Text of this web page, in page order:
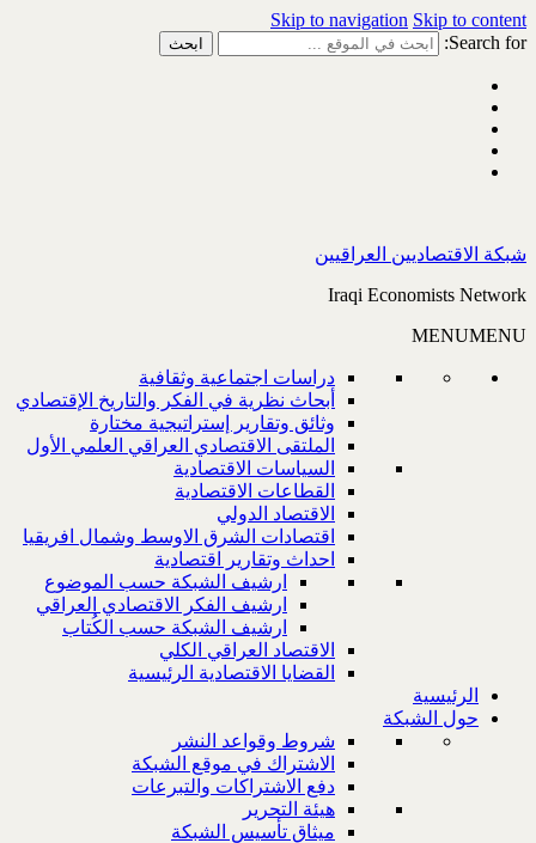
Skip to navigation Skip to content
Search for:
شبكة الاقتصاديين العراقيين
Iraqi Economists Network
MENUMENU
دراسات اجتماعية وثقافية
أبحاث نظرية في الفكر والتاريخ الإقتصادي
وثائق وتقارير إستراتيجية مختارة
الملتقى الاقتصادي العراقي العلمي الأول
السياسات الاقتصادية
القطاعات الاقتصادية
الاقتصاد الدولي
اقتصادات الشرق الاوسط وشمال افريقيا
احداث وتقارير اقتصادية
ارشيف الشبكة حسب الموضوع
ارشيف الفكر الاقتصادي العراقي
ارشيف الشبكة حسب الكُتاب
الاقتصاد العراقي الكلي
القضايا الاقتصادية الرئيسية
الرئيسية
حول الشبكة
شروط وقواعد النشر
الاشتراك في موقع الشبكة
دفع الاشتراكات والتبرعات
هيئة التحرير
ميثاق تأسيس الشبكة